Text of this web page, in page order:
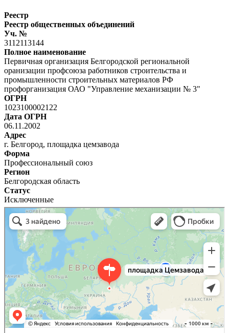
Реестр
Реестр общественных объединений
Уч. №
3112113144
Полное наименование
Первичная организация Белгородской региональной
оранизации профсоюза работников строительства и
промышленности строительных материалов РФ
профорганизация ОАО "Управление механизации № 3"
ОГРН
1023100002122
Дата ОГРН
06.11.2002
Адрес
г. Белгород, площадка цемзавода
Форма
Профессиональный союз
Регион
Белгородская область
Статус
Исключенные